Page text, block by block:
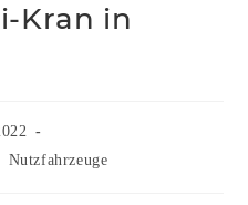
Kran in
Nutzfahrzeuge